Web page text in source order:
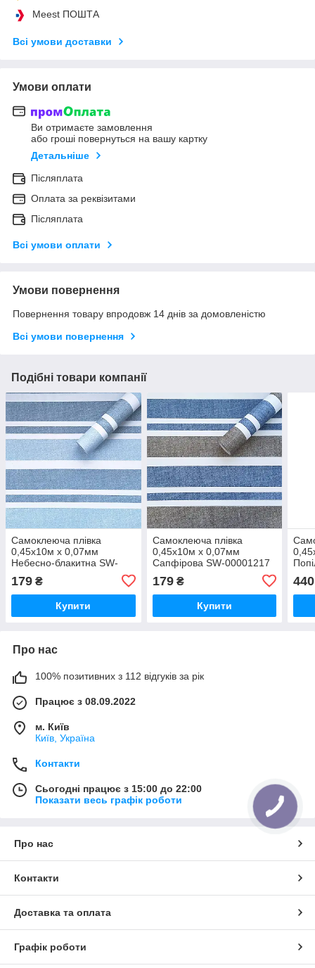
Meest ПОШТА
Всі умови доставки
Умови оплати
Ви отримаєте замовлення
або гроші повернуться на вашу картку
Детальніше
Післяплата
Оплата за реквізитами
Післяплата
Всі умови оплати
Умови повернення
Повернення товару впродовж 14 днів за домовленістю
Всі умови повернення
Подібні товари компанії
Самоклеюча плівка
0,45х10м х 0,07мм
Небесно-блакитна SW-
179 ₴
Купити
Самоклеюча плівка
0,45х10м х 0,07мм
Сапфірова SW-00001217
179₴
Купити
440
Про нас
100% позитивних з 112 відгуків за рік
Працює з 08.09.2022
м. Київ
Київ, Україна
Контакти
Сьогодні працює з 15:00 до 22:00
Показати весь графік роботи
Про нас
Контакти
Доставка та оплата
Графік роботи